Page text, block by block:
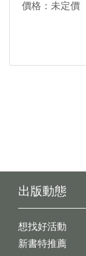
價格：未定價
出版動態
想找好活動
新書特推薦